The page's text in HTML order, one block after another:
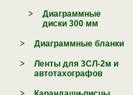
Диаграммные
диски 300 мм
Диаграммные бланки
Ленты для 3СЛ-2м и
автотахографов